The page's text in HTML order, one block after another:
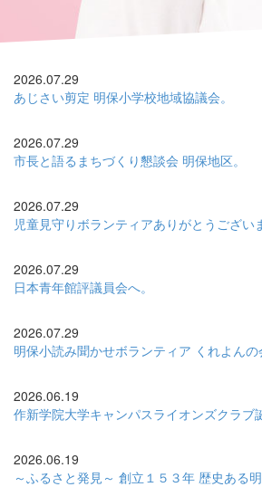
2026.07.29
あじさい剪定 明保小学校地域協議会。
2026.07.29
市長と語るまちづくり懇談会 明保地区。
2026.07.29
児童見守りボランティアありがとうござい
2026.07.29
日本青年館評議員会へ。
2026.07.29
明保小読み聞かせボランティア くれよんの
2026.06.19
作新学院大学キャンパスライオンズクラブ
2026.06.19
～ふるさと発見～ 創立１５３年 歴史ある明